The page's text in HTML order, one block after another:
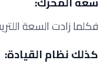
فكلما زادت السعة
كذلك نظام القيادة: